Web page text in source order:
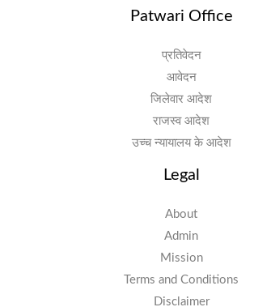
Patwari Office
प्रतिवेदन
आवेदन
जिलेवार आदेश
राजस्व आदेश
उच्च न्यायालय के आदेश
Legal
About
Admin
Mission
Terms and Conditions
Disclaimer